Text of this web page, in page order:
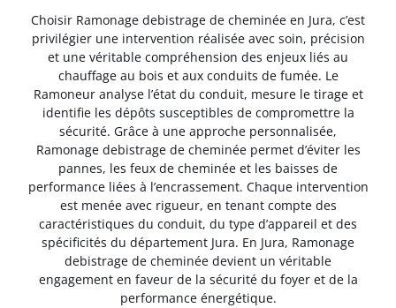
Choisir Ramonage debistrage de cheminée en Jura, c’est
privilégier une intervention réalisée avec soin, précision
et une véritable compréhension des enjeux liés au
chauffage au bois et aux conduits de fumée. Le
Ramoneur analyse l’état du conduit, mesure le tirage et
identifie les dépôts susceptibles de compromettre la
sécurité. Grâce à une approche personnalisée,
Ramonage debistrage de cheminée permet d’éviter les
pannes, les feux de cheminée et les baisses de
performance liées à l’encrassement. Chaque intervention
est menée avec rigueur, en tenant compte des
caractéristiques du conduit, du type d’appareil et des
spécificités du département Jura. En Jura, Ramonage
debistrage de cheminée devient un véritable
engagement en faveur de la sécurité du foyer et de la
performance énergétique.